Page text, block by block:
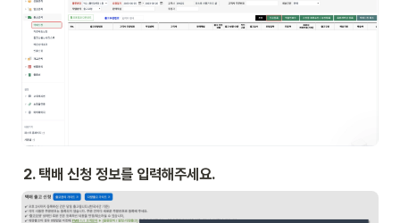
2. 택배 신청 정보를 입력해주세요.